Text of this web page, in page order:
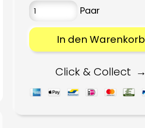
In den Warenkorb
Click & Collect